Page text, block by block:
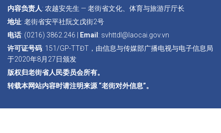
内容负责人: 农越安先生 — 老街省文化、体育与旅游厅厅长
地址: 老街省安平社阮文戊街2号
电话: (0216) 3862.246 | Email : svhttdl@laocai.gov.vn
许可证号码: 151/GP-TTĐT，由信息与传媒部广播电视与电子信息局
于2020年8月27日颁发
版权归老街省人民委员会所有。
转载本网站内容时请注明来源 “老街对外信息”。